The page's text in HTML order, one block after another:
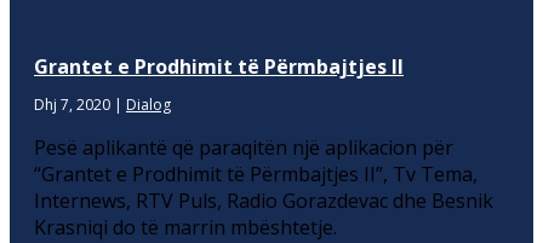
Grantet e Prodhimit të Përmbajtjes II
Dhj 7, 2020 | Dialog
Pesë aplikantë që paraqitën një aplikacion për
“Grantet e Prodhimit të Përmbajtjes II”, Tv Tema,
Internews, RTV Puls, Radio Gorazdevac dhe Besnik
Krasniqi do të marrin mbështetje.